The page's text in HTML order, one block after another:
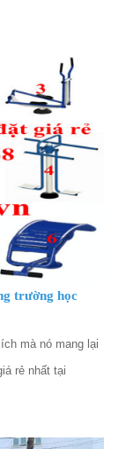
trường học
mà nó mang lại
rẻ nhất tại